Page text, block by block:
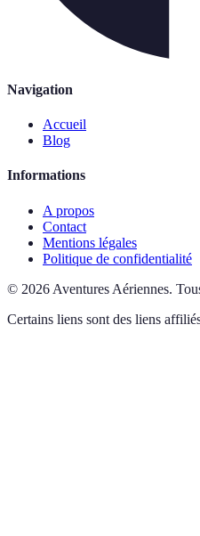
Navigation
Accueil
Blog
Informations
A propos
Contact
Mentions légales
Politique de confidentialité
© 2026 Aventures Aériennes.
Certains liens sont des liens